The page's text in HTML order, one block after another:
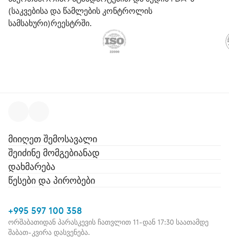
(საკვებისა და წამლების კონტროლის
სამსახური)რეესტრში.
მიიღეთ შემოსავალი
შეიძინე მომგებიანად
დახმარება
წესები და პირობები
+995 597 100 358
ორშაბათიდან პარასკევის ჩათვლით 11-დან 17:30 საათამდე
შაბათ-კვირა დასვენება.